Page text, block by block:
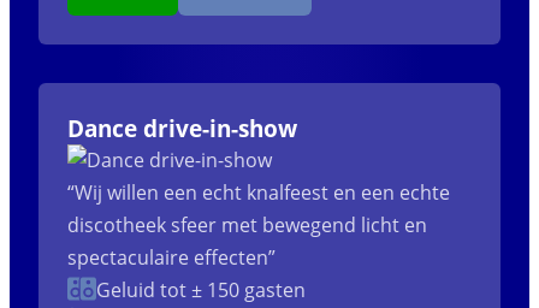
Dance drive-in-show
“Wij willen een echt knalfeest en een echte
discotheek sfeer met bewegend licht en
spectaculaire effecten”
Geluid tot ± 150 gasten